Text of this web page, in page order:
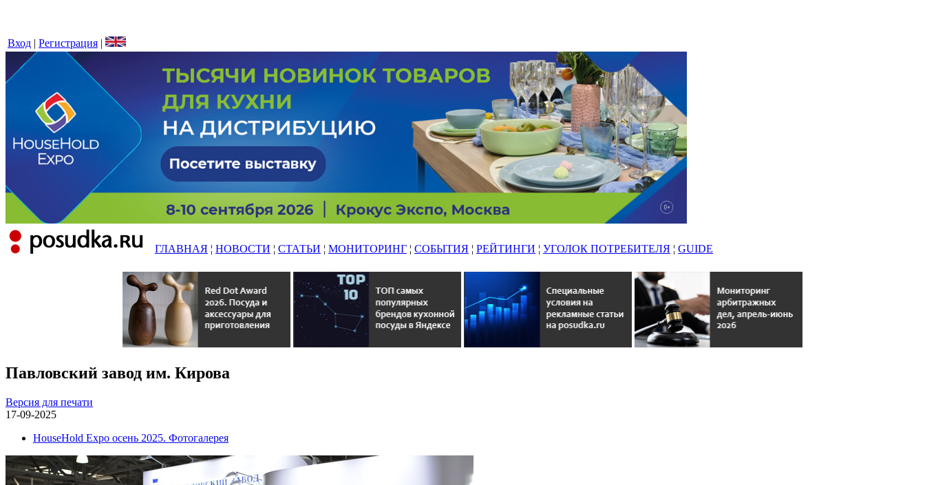
Вход | Регистрация |
ГЛАВНАЯ ¦ НОВОСТИ ¦ СТАТЬИ ¦ МОНИТОРИНГ ¦ СОБЫТИЯ ¦ РЕЙТИНГИ ¦ УГОЛОК ПОТРЕБИТЕЛЯ ¦ GUIDE
Павловский завод им. Кирова
Версия для печати
17-09-2025
HouseHold Expo осень 2025. Фотогалерея